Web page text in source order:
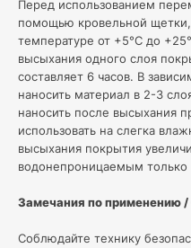
Перед использованием
помощью кровельной
температуре от +5°С до
высыхания одного слоя
составляет 6 часов. В
наносить материал в 2-3
наносить после высыхания
использовать на слегка
высыхания покрытия
водонепроницаемым
Замечания по применению /
Соблюдайте технику